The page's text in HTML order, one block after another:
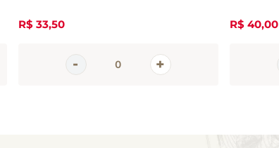
R$ 33,50 R$ 40,00